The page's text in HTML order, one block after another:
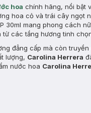
hoa chính hãng, nổi bật
hoa cỏ và trái cây ngọt
30ml mang phong cách
các tầng hương tinh
đẳng cấp mà còn
lượng, Carolina Herrera
nước hoa Carolina